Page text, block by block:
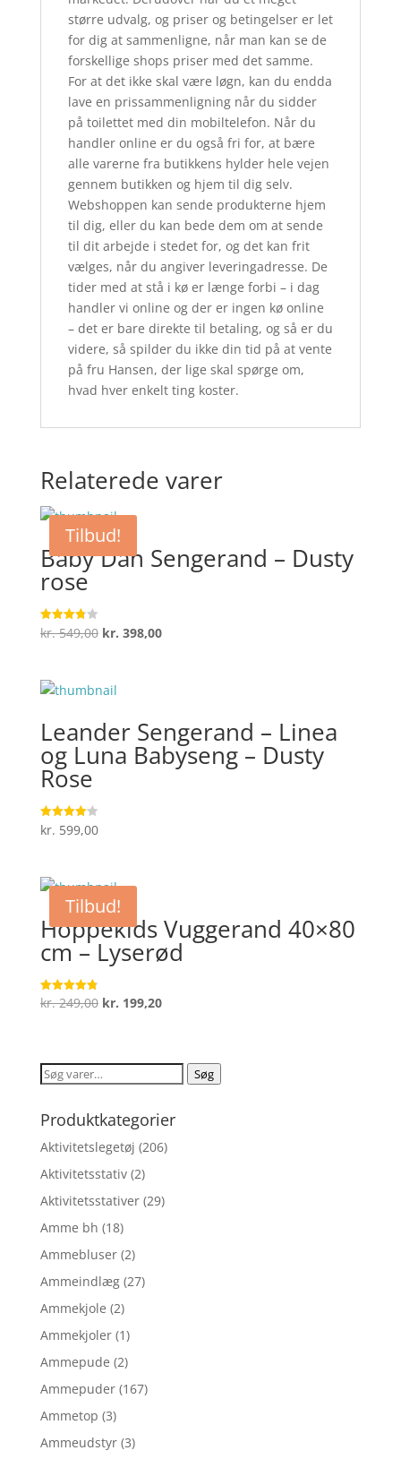
større udvalg, og priser og betingelser er let
for dig at sammenligne, når man kan se de
forskellige shops priser med det samme.
For at det ikke skal være løgn, kan du endda
lave en prissammenligning når du sidder
på toilettet med din mobiltelefon. Når du
handler online er du også fri for, at bære
alle varerne fra butikkens hylder hele vejen
gennem butikken og hjem til dig selv.
Webshoppen kan sende produkterne hjem
til dig, eller du kan bede dem om at sende
til dit arbejde i stedet for, og det kan frit
vælges, når du angiver leveringadresse. De
tider med at stå i kø er længe forbi – i dag
handler vi online og der er ingen kø online
– det er bare direkte til betaling, og så er du
videre, så spilder du ikke din tid på at vente
på fru Hansen, der lige skal spørge om,
hvad hver enkelt ting koster.
Relaterede varer
Tilbud!
Baby Dan Sengerand – Dusty
rose
Vurderet
3.8
kr.549,00 Den
var:
kr. 398,00Den
Leander Sengerand – Linea
og Luna Babyseng – Dusty
Rose
Vurderet
4.1
kr. 599,00
Tilbud!
Hoppekids Vuggerand 40×80
cm – Lyserød
Vurderet
4.8
kr.249,00 Den
var:
kr. 249,00.
kr. 199,20Den
er:
kr. 199,20.
Søg
Søg
Produktkategorier
Aktivitetslegetøj (206)
Aktivitetsstativ (2)
Aktivitetsstativer (29)
Amme bh (18)
Ammebluser (2)
Ammeindlæg (27)
Ammekjole (2)
Ammekjoler (1)
Ammepude (2)
Ammepuder (167)
Ammetop (3)
Ammeudstyr (3)